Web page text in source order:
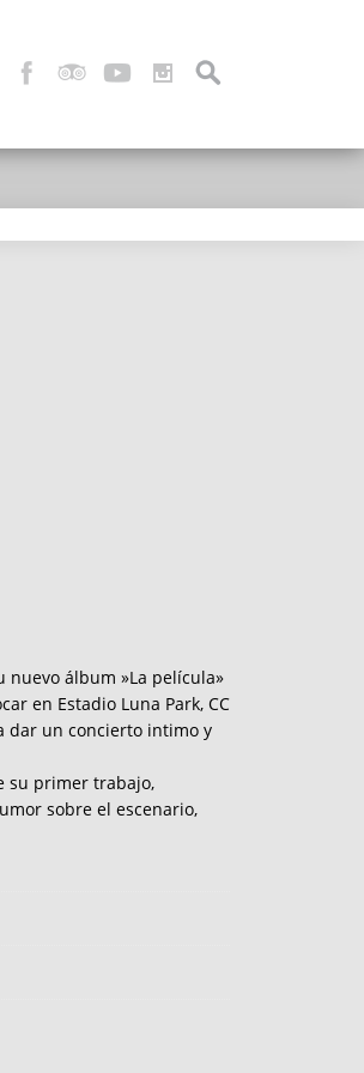
nuevo álbum »La película»
en Estadio Luna Park, CC
dar un concierto intimo y
su primer trabajo,
sobre el escenario,